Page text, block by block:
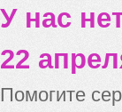
У нас
22
Помогите